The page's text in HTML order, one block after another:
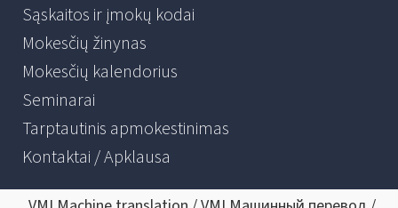
Sąskaitos ir įmokų kodai
Mokesčių žinynas
Mokesčių kalendorius
Seminarai
Tarptautinis apmokestinimas
Kontaktai / Apklausa